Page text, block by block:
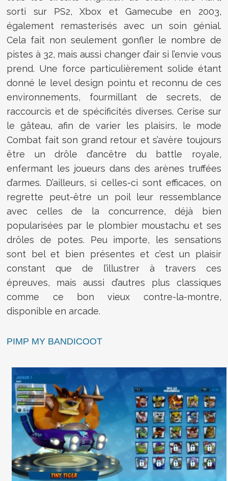
sorti sur PS2, Xbox et Gamecube en 2003,
également remasterisés avec un soin génial.
Cela fait non seulement gonfler le nombre de
pistes à 32, mais aussi changer d’air si l’envie vous
prend. Une force particulièrement solide étant
donné le level design pointu et reconnu de ces
environnements, fourmillant de secrets, de
raccourcis et de spécificités diverses. Cerise sur
le gâteau, afin de varier les plaisirs, le mode
Combat fait son grand retour et s’avère toujours
être un drôle d’ancêtre du battle royale,
enfermant les joueurs dans des arènes truffées
d’armes. D’ailleurs, si celles-ci sont efficaces, on
regrette peut-être un poil leur ressemblance
avec celles de la concurrence, déjà bien
popularisées par le plombier moustachu et ses
drôles de potes. Peu importe, les sensations
sont bel et bien présentes et c’est un plaisir
constant que de l’illustrer à travers ces
épreuves, mais aussi d’autres plus classiques
comme ce bon vieux contre-la-montre,
disponible en arcade.
PIMP MY BANDICOOT